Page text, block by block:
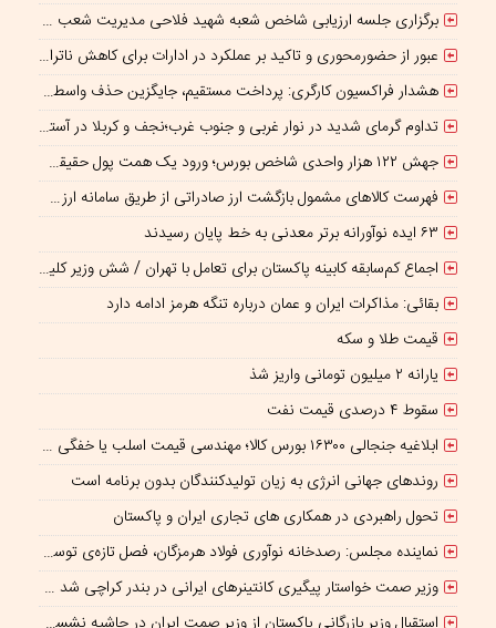
برگزاری جلسه ارزیابی شاخص شعبه شهید فلاحی مدیریت شعب شرق تهران
عبور از حضورمحوری و تاکید بر عملکرد در ادارات برای کاهش ناترازی انرژی
هشدار فراکسیون کارگری: پرداخت مستقیم، جایگزین حذف واسطه‌ها نیست
تداوم گرمای شدید در نوار غربی و جنوب غرب؛نجف و کربلا در آستانه ۵۰درجه
جهش ۱۲۲ هزار واحدی شاخص بورس؛ ورود یک همت پول حقیقی در آغاز معاملات
فهرست کالاهای مشمول بازگشت ارز صادراتی از طریق سامانه ارزی ابلاغ شد
۶۳ ایده نوآورانه برتر معدنی به خط پایان رسیدند
اجماع کم‌سابقه کابینه پاکستان برای تعامل با تهران / شش وزیر کلیدی پاکستان در سفارت ایران با اتابک، وزیر صنعت، معدن و تجارت جمهوری اسلامی ایران دیدار کردند
بقائی: مذاکرات ایران و عمان درباره تنگه هرمز ادامه دارد
قیمت طلا و سکه
یارانه ۲ میلیون تومانی واریز شذ
سقوط ۴ درصدی قیمت نفت
ابلاغیه جنجالی ۱۶۳۰۰ بورس کالا؛ مهندسی قیمت اسلب یا خفگی تدریجی تولید؟
روندهای جهانی انرژی به زیان تولیدکنندگان بدون برنامه است
تحول راهبردی در همکاری های تجاری ایران و پاکستان
نماینده مجلس: رصدخانه نوآوری فولاد هرمزگان، فصل تازه‌ی توسعه استان است
وزیر صمت خواستار پیگیری کانتینرهای ایرانی در بندر کراچی شد / تجارت ۱۰ میلیارد دلاری ایران و پاکستان